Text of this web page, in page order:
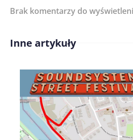
Imię/
Brak komentarzy do
Inne artykuły